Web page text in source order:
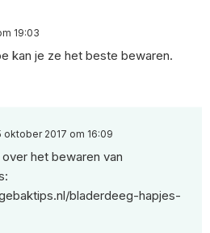
19:03
kan je ze het beste bewaren.
oktober 2017 om 16:09
het bewaren van
bladerdeeg-hapjes-